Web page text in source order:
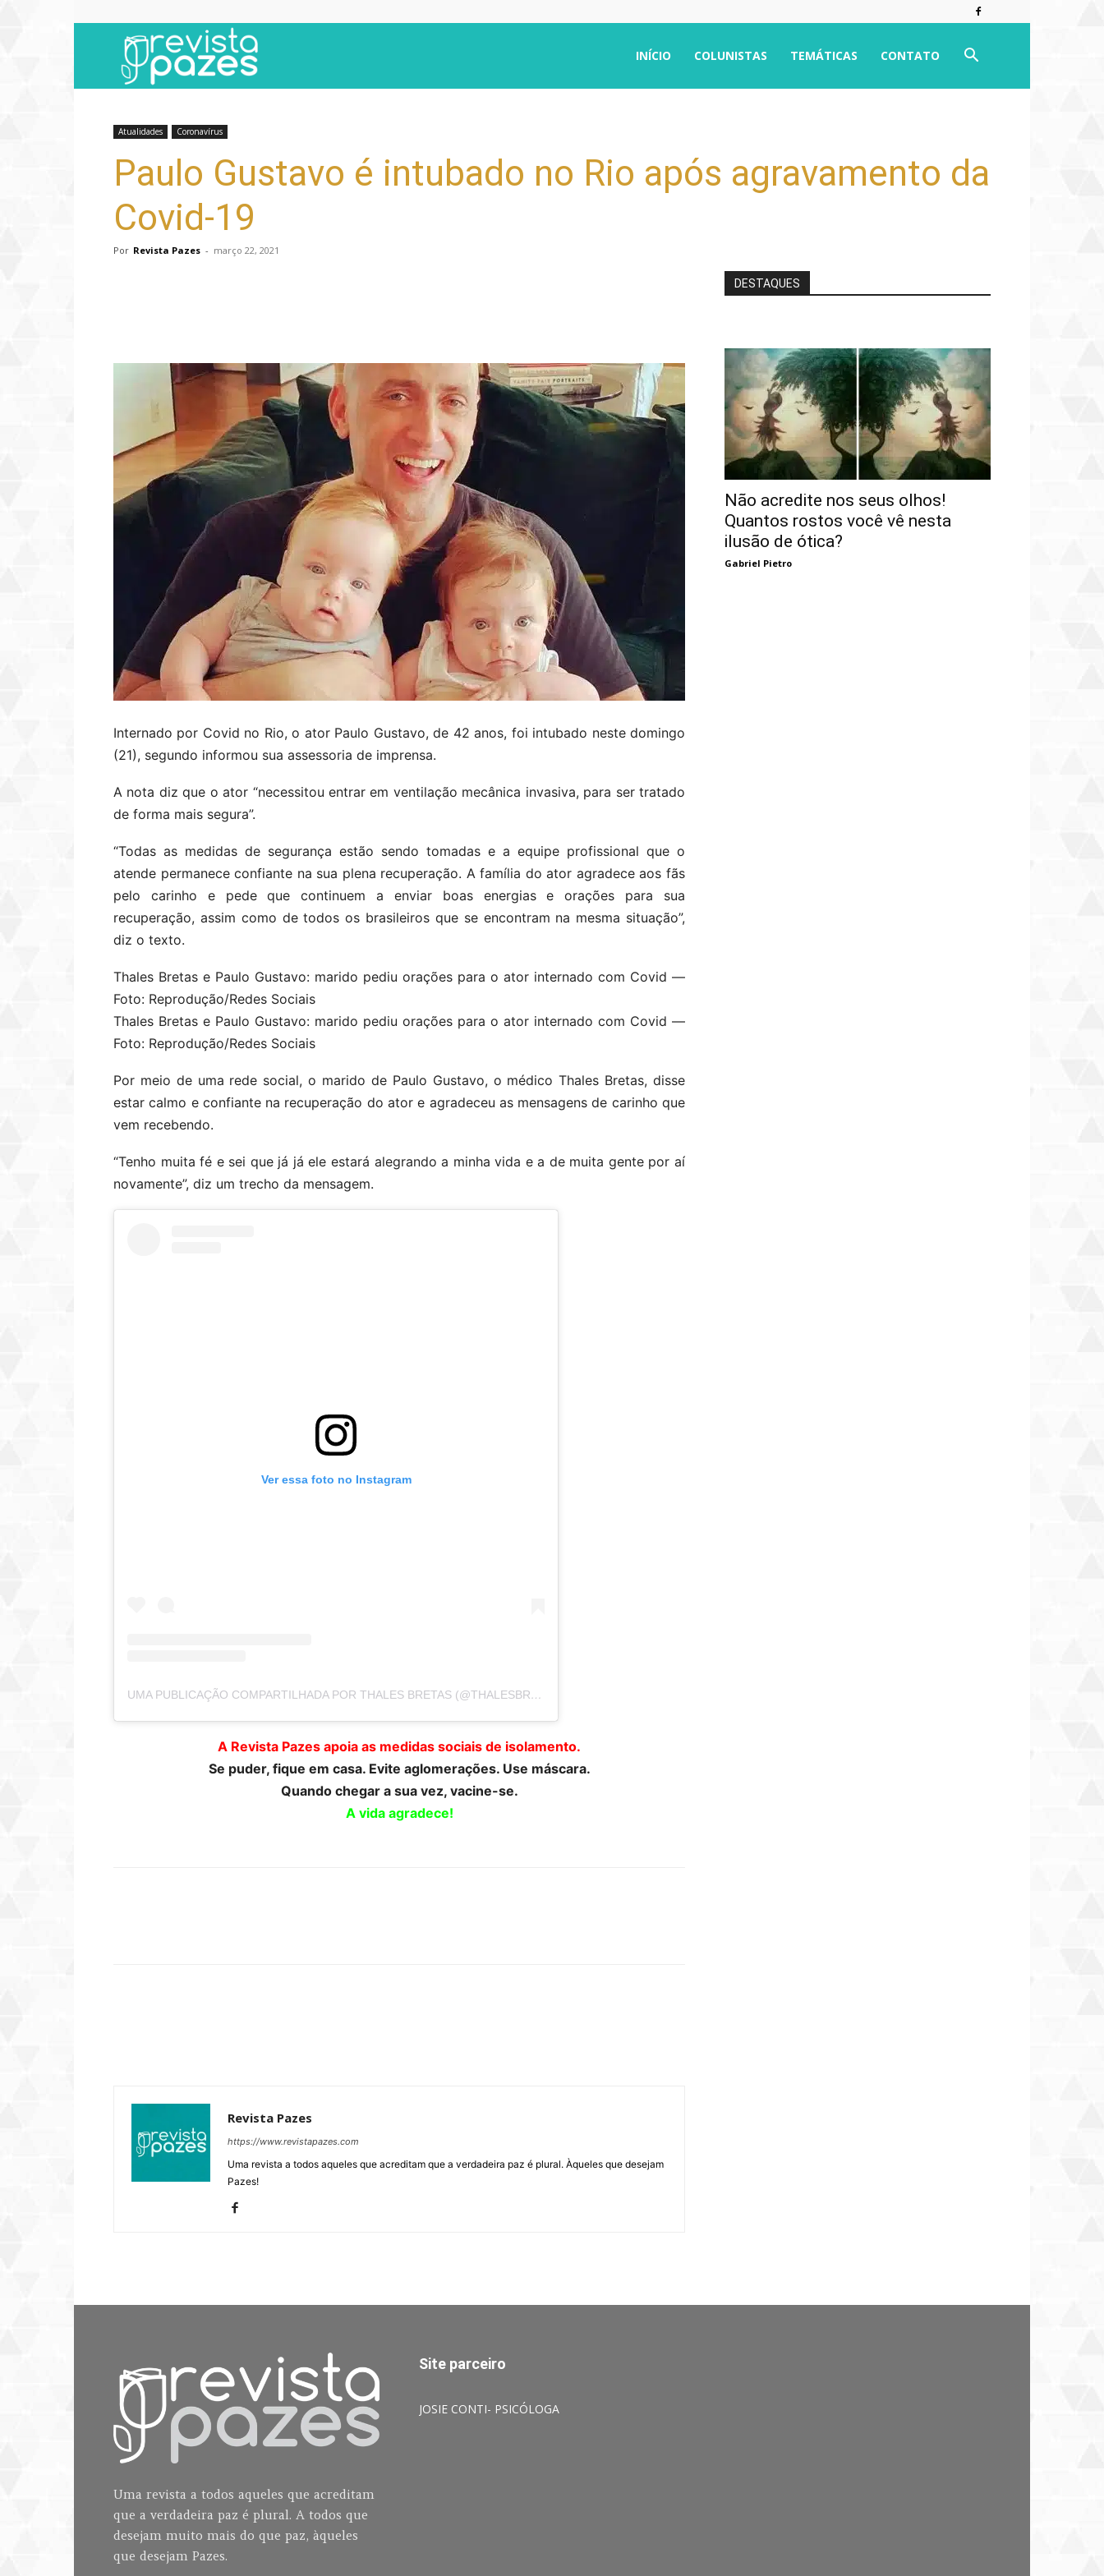
INÍCIO COLUNISTAS TEMÁTICAS CONTATO
Atualidades Coronavírus
Paulo Gustavo é intubado no Rio após agravamento da
Covid-19
Por Revista Pazes - março 22, 2021
Internado por Covid no Rio, o ator Paulo Gustavo, de 42 anos, foi intubado neste domingo
(21), segundo informou sua assessoria de imprensa.
A nota diz que o ator “necessitou entrar em ventilação mecânica invasiva, para ser tratado
de forma mais segura”.
“Todas as medidas de segurança estão sendo tomadas e a equipe profissional que o
atende permanece confiante na sua plena recuperação. A família do ator agradece aos fãs
pelo carinho e pede que continuem a enviar boas energias e orações para sua
recuperação, assim como de todos os brasileiros que se encontram na mesma situação”,
diz o texto.
Thales Bretas e Paulo Gustavo: marido pediu orações para o ator internado com Covid —
Foto: Reprodução/Redes Sociais
Thales Bretas e Paulo Gustavo: marido pediu orações para o ator internado com Covid —
Foto: Reprodução/Redes Sociais
Por meio de uma rede social, o marido de Paulo Gustavo, o médico Thales Bretas, disse
estar calmo e confiante na recuperação do ator e agradeceu as mensagens de carinho que
vem recebendo.
“Tenho muita fé e sei que já já ele estará alegrando a minha vida e a de muita gente por aí
novamente”, diz um trecho da mensagem.
Ver essa foto no Instagram
UMA PUBLICAÇÃO COMPARTILHADA POR THALES BRETAS (@THALESBRETAS)
A Revista Pazes apoia as medidas sociais de isolamento.
Se puder, fique em casa. Evite aglomerações. Use máscara.
Quando chegar a sua vez, vacine-se.
A vida agradece!
Revista Pazes
https://www.revistapazes.com
Uma revista a todos aqueles que acreditam que a verdadeira paz é plural. Àqueles que desejam
Pazes!
DESTAQUES
Não acredite nos seus olhos!
Quantos rostos você vê nesta
ilusão de ótica?
Gabriel Pietro
Uma revista a todos aqueles que acreditam
que a verdadeira paz é plural. A todos que
desejam muito mais do que paz, àqueles
que desejam Pazes.
Site parceiro
JOSIE CONTI- PSICÓLOGA